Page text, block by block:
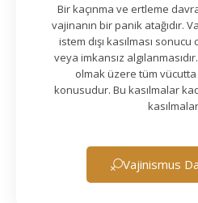
Bir kaçınma ve ertleme
vajinanın bir panik atağıdır.
istem dışı kasılması sonucu
veya imkansız
olmak üzere tüm
konusudur. Bu kasılmalar
Vajinismus